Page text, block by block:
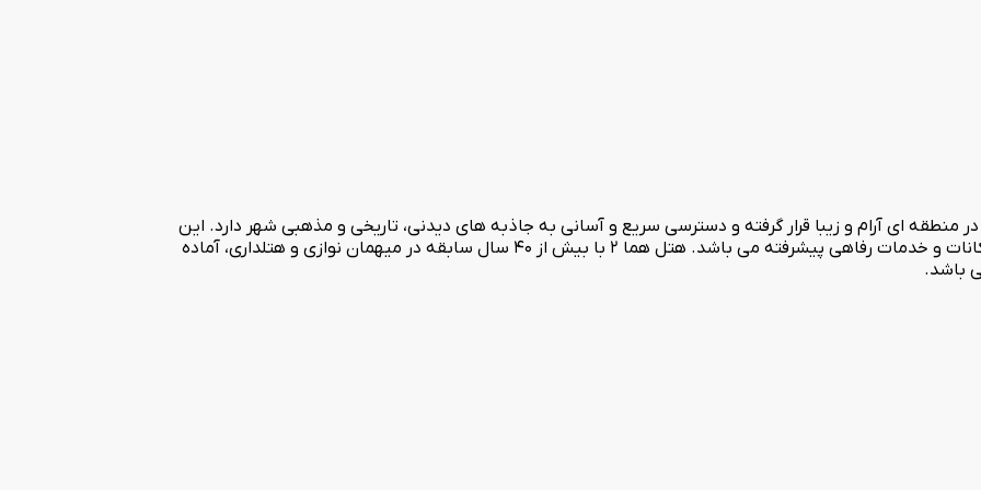
در منطقه ای آرام و زیبا قرار گرفته و دسترسی سریع و آسانی به جاذبه های دیدنی، تاریخی و مذهبی شهر دارد. این
هتل با 9 طبقه دارای 207 باب واحد اقامتی لوکس مجهز به تمامی امکانات و خدمات رفاهی پیشرفته می باشد. هتل هما 2 با بیش از 40 سال سابقه در میهمان نوازی و هتلداری، آماده
باشد.